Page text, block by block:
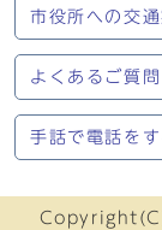
市役所への交通
よくあるご質
手話で電話をす